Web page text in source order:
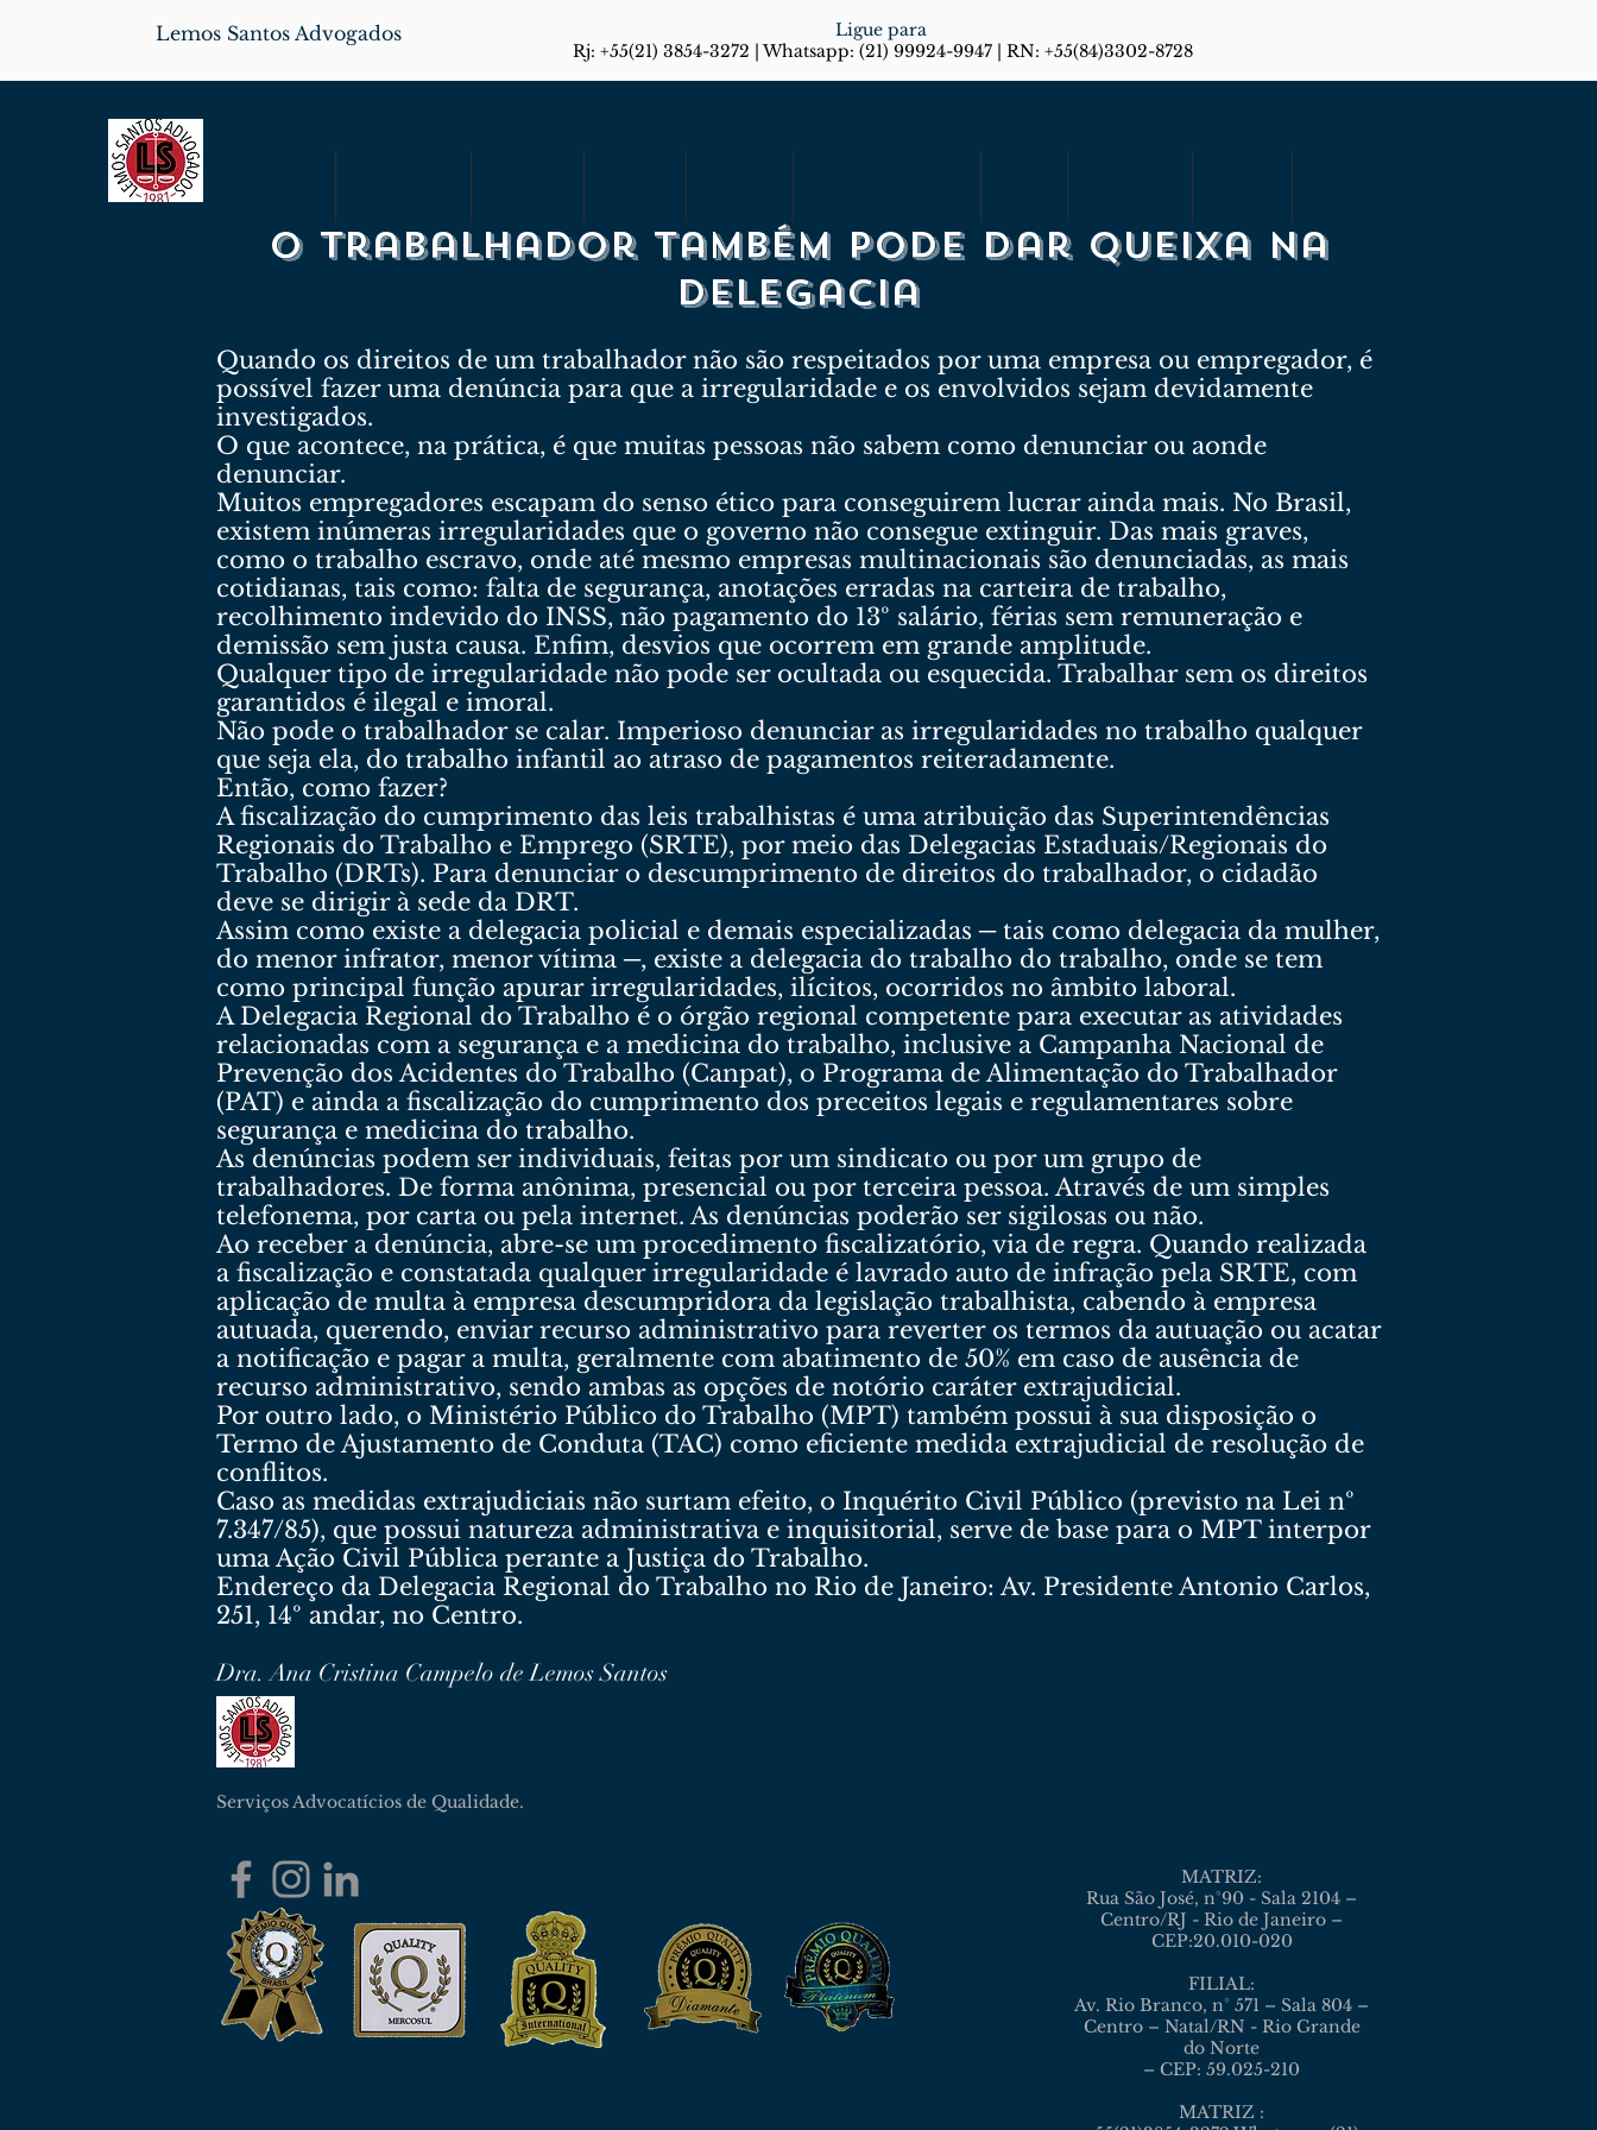
Ligue para
Rj: +55(21) 3854-3272 | Whatsapp: (21) 99924-9947 | RN: +55(84)3302-8728
Lemos Santos Advogados
O trabalhador também pode dar queixa na
delegacia
Quando os direitos de um trabalhador não são respeitados por uma empresa ou empregador, é
possível fazer uma denúncia para que a irregularidade e os envolvidos sejam devidamente
investigados.
O que acontece, na prática, é que muitas pessoas não sabem como denunciar ou aonde
denunciar.
Muitos empregadores escapam do senso ético para conseguirem lucrar ainda mais. No Brasil,
existem inúmeras irregularidades que o governo não consegue extinguir. Das mais graves,
como o trabalho escravo, onde até mesmo empresas multinacionais são denunciadas, as mais
cotidianas, tais como: falta de segurança, anotações erradas na carteira de trabalho,
recolhimento indevido do INSS, não pagamento do 13º salário, férias sem remuneração e
demissão sem justa causa. Enfim, desvios que ocorrem em grande amplitude.
Qualquer tipo de irregularidade não pode ser ocultada ou esquecida. Trabalhar sem os direitos
garantidos é ilegal e imoral.
Não pode o trabalhador se calar. Imperioso denunciar as irregularidades no trabalho qualquer
que seja ela, do trabalho infantil ao atraso de pagamentos reiteradamente.
Então, como fazer?
A fiscalização do cumprimento das leis trabalhistas é uma atribuição das Superintendências
Regionais do Trabalho e Emprego (SRTE), por meio das Delegacias Estaduais/Regionais do
Trabalho (DRTs). Para denunciar o descumprimento de direitos do trabalhador, o cidadão
deve se dirigir à sede da DRT.
Assim como existe a delegacia policial e demais especializadas ─ tais como delegacia da mulher,
do menor infrator, menor vítima ─, existe a delegacia do trabalho do trabalho, onde se tem
como principal função apurar irregularidades, ilícitos, ocorridos no âmbito laboral.
A Delegacia Regional do Trabalho é o órgão regional competente para executar as atividades
relacionadas com a segurança e a medicina do trabalho, inclusive a Campanha Nacional de
Prevenção dos Acidentes do Trabalho (Canpat), o Programa de Alimentação do Trabalhador
(PAT) e ainda a fiscalização do cumprimento dos preceitos legais e regulamentares sobre
segurança e medicina do trabalho.
As denúncias podem ser individuais, feitas por um sindicato ou por um grupo de
trabalhadores. De forma anônima, presencial ou por terceira pessoa. Através de um simples
telefonema, por carta ou pela internet. As denúncias poderão ser sigilosas ou não.
Ao receber a denúncia, abre-se um procedimento fiscalizatório, via de regra. Quando realizada
a fiscalização e constatada qualquer irregularidade é lavrado auto de infração pela SRTE, com
aplicação de multa à empresa descumpridora da legislação trabalhista, cabendo à empresa
autuada, querendo, enviar recurso administrativo para reverter os termos da autuação ou acatar
a notificação e pagar a multa, geralmente com abatimento de 50% em caso de ausência de
recurso administrativo, sendo ambas as opções de notório caráter extrajudicial.
Por outro lado, o Ministério Público do Trabalho (MPT) também possui à sua disposição o
Termo de Ajustamento de Conduta (TAC) como eficiente medida extrajudicial de resolução de
conflitos.
Caso as medidas extrajudiciais não surtam efeito, o Inquérito Civil Público (previsto na Lei nº
7.347/85), que possui natureza administrativa e inquisitorial, serve de base para o MPT interpor
uma Ação Civil Pública perante a Justiça do Trabalho.
Endereço da Delegacia Regional do Trabalho no Rio de Janeiro: Av. Presidente Antonio Carlos,
251, 14º andar, no Centro.
Dra. Ana Cristina Campelo de Lemos Santos
Serviços Advocatícios de Qualidade.
MATRIZ:
Rua São José, n°90 - Sala 2104 –
Centro/RJ - Rio de Janeiro –
CEP:20.010-020
FILIAL:
Av. Rio Branco, n° 571 – Sala 804 –
Centro – Natal/RN - Rio Grande
do Norte
– CEP: 59.025-210
MATRIZ :